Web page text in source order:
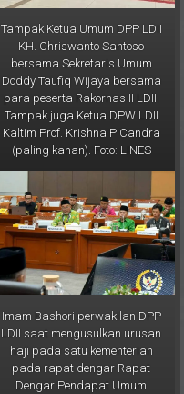
Tampak Ketua Umum DPP LDII
KH. Chriswanto Santoso
bersama Sekretaris Umum
Doddy Taufiq Wijaya bersama
para peserta Rakornas II LDII.
Tampak juga Ketua DPW LDII
Kaltim Prof. Krishna P Candra
(paling kanan). Foto: LINES
Imam Bashori perwakilan DPP
LDII saat mengusulkan urusan
haji pada satu kementerian
pada rapat dengar Rapat
Dengar Pendapat Umum